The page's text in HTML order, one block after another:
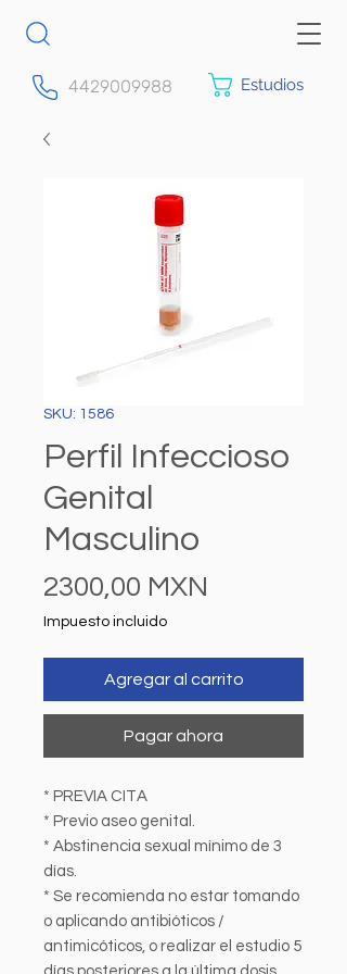
4429009988 Estudios
SKU: 1586
Perfil Infeccioso
Genital
Masculino
2300,00 MXN
Impuesto incluido
Agregar al carrito
Pagar ahora
* PREVIA CITA
* Previo aseo genital.
* Abstinencia sexual mínimo de 3
días.
* Se recomienda no estar tomando
o aplicando antibióticos /
antimicóticos, o realizar el estudio 5